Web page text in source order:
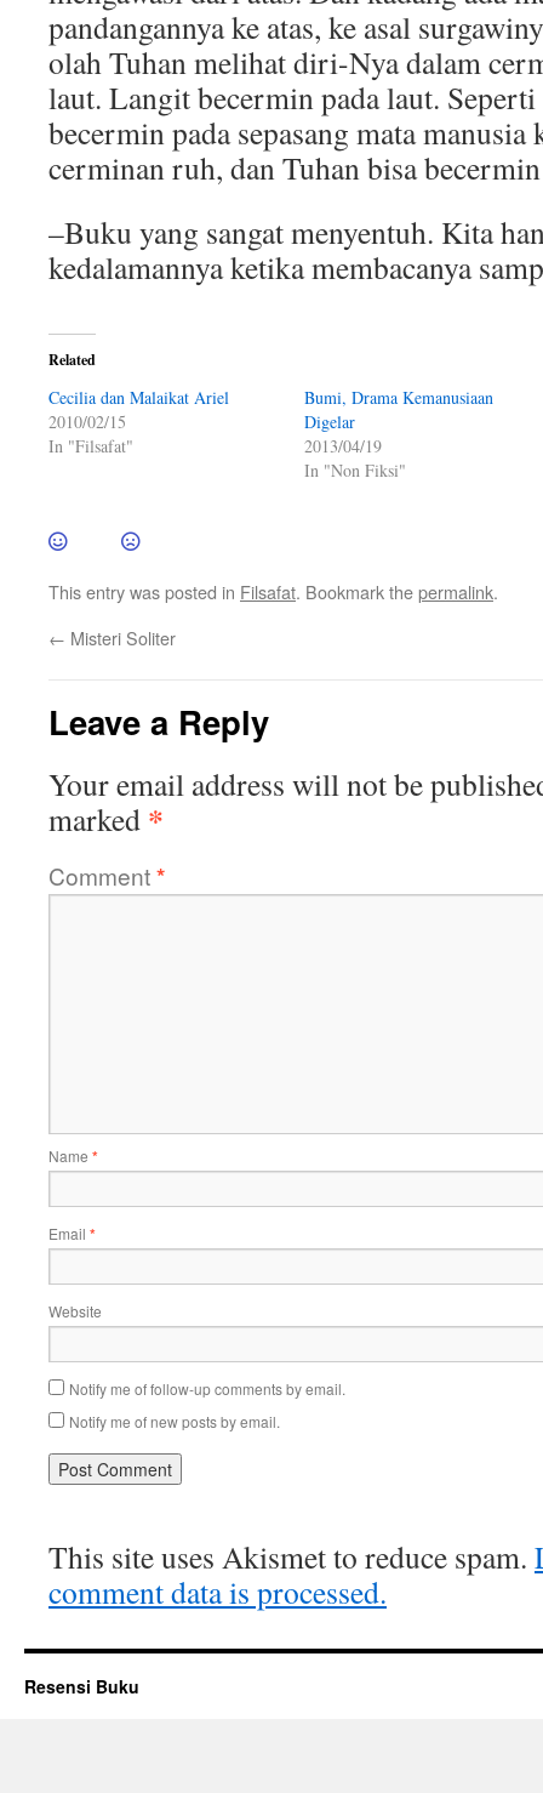
pandangannya ke atas, ke asal
olah Tuhan melihat diri-Nya dalam
laut. Langit becermin pada laut.
becermin pada sepasang mata manusia
cerminan ruh, dan Tuhan bisa
–Buku yang sangat menyentuh. Kita
kedalamannya ketika membacanya
Related
Cecilia dan Malaikat Ariel
2010/02/15
In "Filsafat"
Bumi, Drama Kemanusiaan
Digelar
2013/04/19
In "Non Fiksi"
This entry was posted in Filsafat. Bookmark thepermalink.
← Misteri Soliter
Leave a Reply
Your email address will not be
marked *
Comment*
Name *
Email *
Website
Notify me of follow-up comments by email.
Notify me of new posts by email.
This site uses Akismet to reduce spam.
comment data is processed.
Resensi Buku